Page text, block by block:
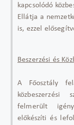
kapcsolódó
Ellátja a
is, ezzel
Beszerzési és
A Főosztály
közbeszerzési
felmerült
előkészíti és